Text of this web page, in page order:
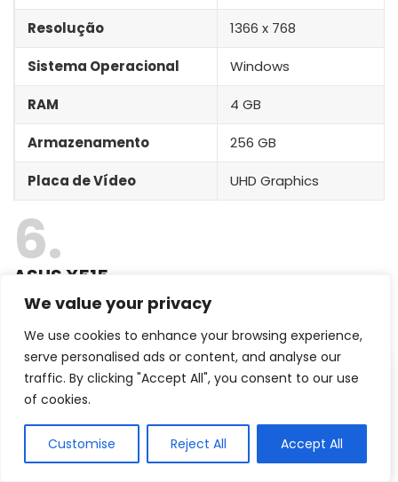
We value your privacy
We use cookies to enhance your browsing experience,
serve personalised ads or content, and analyse our
traffic. By clicking "Accept All", you consent to our use
of cookies.
Customise Reject All Accept All
Resolução 1366 x 768
Sistema Operacional Windows
RAM 4 GB
Armazenamento 256 GB
Placa de Vídeo UHD Graphics
6
ASUS X515
Design ergonômico e sistema de ventilação